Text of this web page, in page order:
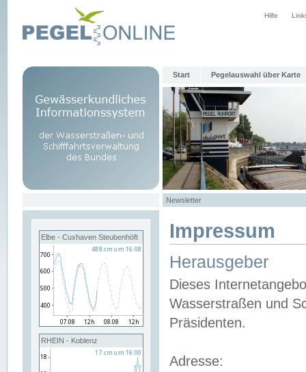
Hilfe
Start Pegelauswahl über Karte
Newsletter
Elbe - Cuxhaven Steubenhöft
RHEIN - Koblenz
Impressum
Herausgeber
Dieses
Wasserstraßen und
Präsidenten.
Adresse: